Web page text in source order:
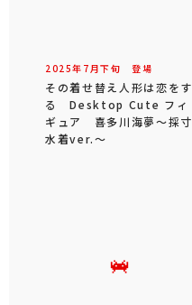
2025年 7 月下旬 登場
その着せ替え人形は恋をす
る Desktop Cute フィ
ギュア 喜多川海夢～採寸
水着ver.～